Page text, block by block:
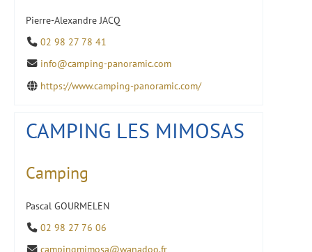
Pierre-Alexandre JACQ
02 98 27 78 41
info@camping-panoramic.com
https://www.camping-panoramic.com/
CAMPING LES MIMOSAS
Camping
Pascal GOURMELEN
02 98 27 76 06
campingmimosa@wanadoo.fr